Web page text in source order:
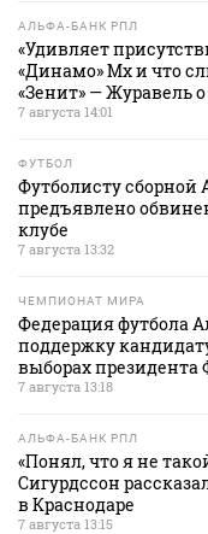
АЛЬФА-БАНК РПЛ
«Удивляет
«Динамо» Мх и что
«Зенит» — Журавель
7 августа 14:01
ФУТБОЛ
Футболисту сборной
предъявлено
клубе
7 августа 13:32
ЧЕМПИОНАТ МИРА
Федерация футбола
поддержку
выборах
7 августа 13:18
АЛЬФА-БАНК РПЛ
«Понял, что я не
Сигурдссон
в Краснодаре
7 августа 13:15